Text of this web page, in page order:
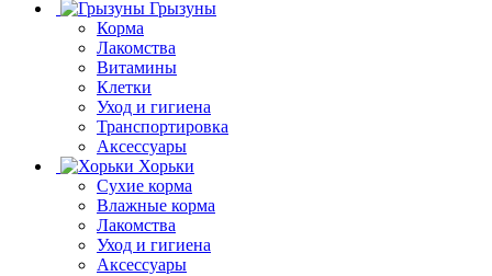
Грызуны
Корма
Лакомства
Витамины
Клетки
Уход и гигиена
Транспортировка
Аксессуары
Хорьки
Сухие корма
Влажные корма
Лакомства
Уход и гигиена
Аксессуары